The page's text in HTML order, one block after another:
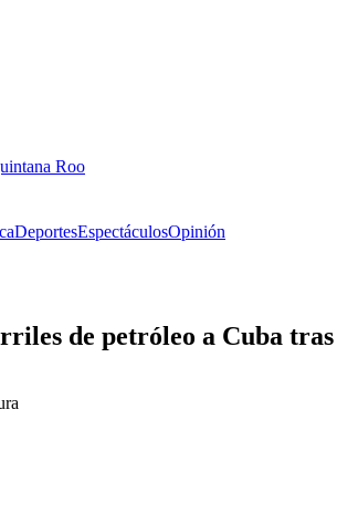
Roo
DeportesEspectáculosOpinión
de petróleo a Cuba